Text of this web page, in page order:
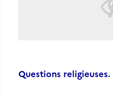
Questions religieuses.